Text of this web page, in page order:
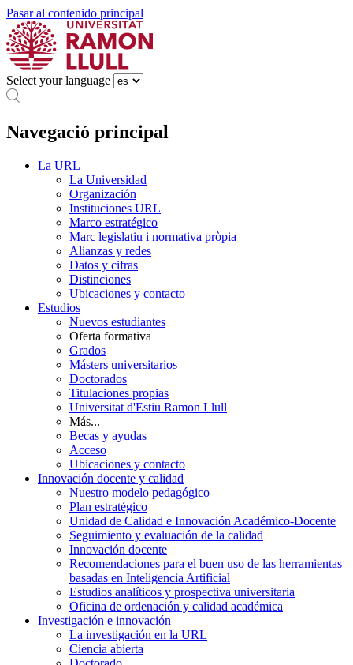
Pasar al contenido principal
Select your language
Navegació principal
La URL
La Universidad
Organización
Instituciones URL
Marco estratégico
Marc legislatiu i normativa pròpia
Alianzas y redes
Datos y cifras
Distinciones
Ubicaciones y contacto
Estudios
Nuevos estudiantes
Oferta formativa
Grados
Másters universitarios
Doctorados
Titulaciones propias
Universitat d'Estiu Ramon Llull
Más...
Becas y ayudas
Acceso
Ubicaciones y contacto
Innovación docente y calidad
Nuestro modelo pedagógico
Plan estratégico
Unidad de Calidad e Innovación Académico-Docente
Seguimiento y evaluación de la calidad
Innovación docente
Recomendaciones para el buen uso de las herramientas
basadas en Inteligencia Artificial
Estudios analíticos y prospectiva universitaria
Oficina de ordenación y calidad académica
Investigación e innovación
La investigación en la URL
Ciencia abierta